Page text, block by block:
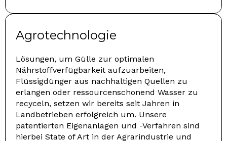
Agrotechnologie
Lösungen, um Gülle zur optimalen
Nährstoffverfügbarkeit aufzuarbeiten,
Flüssigdünger aus nachhaltigen Quellen zu
erlangen oder ressourcenschonend Wasser zu
recyceln, setzen wir bereits seit Jahren in
Landbetrieben erfolgreich um. Unsere
patentierten Eigenanlagen und -Verfahren sind
hierbei State of Art in der Agrarindustrie und